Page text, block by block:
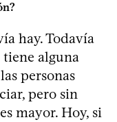
hay. Todavía
tiene alguna
personas
pero sin
mayor. Hoy, si